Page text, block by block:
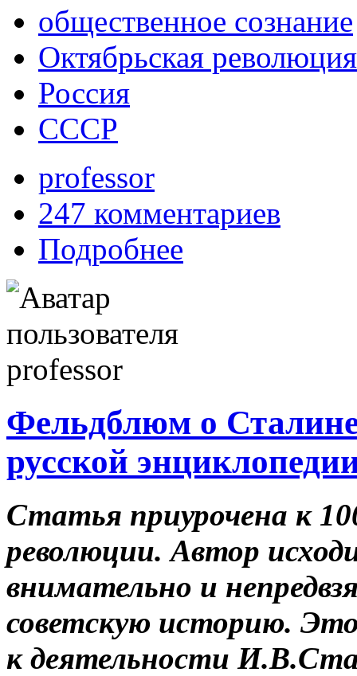
общественное сознание
Октябрьская революция
Россия
СССР
professor
247 комментариев
Подробнее
Фельдблюм о Сталине
русской
Статья приурочена к
революции. Автор
внимательно и
советскую историю.
к деятельности